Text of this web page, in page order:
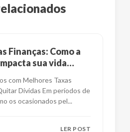
Finanças: Como a
sua vida
com Melhores Taxas
Dívidas Em períodos de
os ocasionados pel...
LER POST